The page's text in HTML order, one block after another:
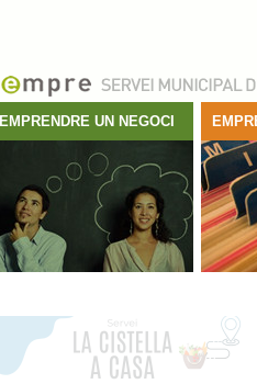
EMPRENDRE UN NEGOCI